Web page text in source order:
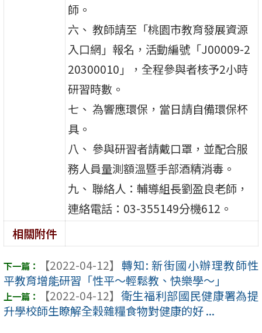
師。
六、 教師請至「桃園市教育發展資源
入口網」報名，活動編號「J00009-2
20300010」，全程參與者核予2小時
研習時數。
七、 為響應環保，當日請自備環保杯
具。
八、 參與研習者請戴口罩，並配合服
務人員量測額溫暨手部酒精消毒。
九、 聯絡人：輔導組長劉盈良老師，
連絡電話：03-355149分機612。
相關附件
【2022-04-12】 轉知: 新街國小辦理教師性
平教育增能研習「性平～輕鬆教、快樂學～」
【2022-04-12】 衛生福利部國民健康署為提
升學校師生瞭解全榖雜糧食物對健康的好 ...